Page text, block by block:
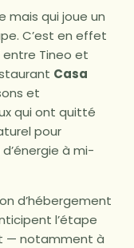
mais qui joue un
C’est en effet
Tineo et
Casa
et
qui ont quitté
pour
à mi-
d’hébergement
l’étape
— notamment à